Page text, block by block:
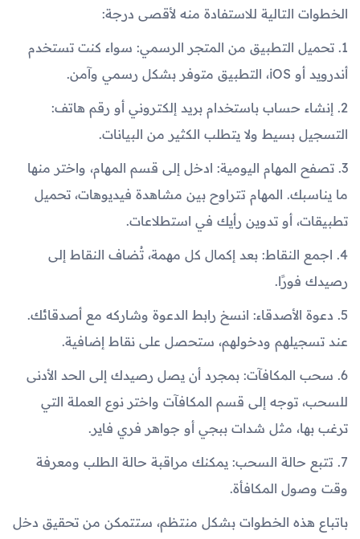
الخطوات التالية للاستفادة منه لأقصى درجة:
1. تحميل التطبيق من المتجر الرسمي: سواء كنت تستخدم
أندرويد أو iOS، التطبيق متوفر بشكل رسمي وآمن.
2. إنشاء حساب باستخدام بريد إلكتروني أو رقم هاتف:
التسجيل بسيط ولا يتطلب الكثير من البيانات.
3. تصفح المهام اليومية: ادخل إلى قسم المهام، واختر منها
ما يناسبك. المهام تتراوح بين مشاهدة فيديوهات، تحميل
تطبيقات، أو تدوين رأيك في استطلاعات.
4. اجمع النقاط: بعد إكمال كل مهمة، تُضاف النقاط إلى
رصيدك فورًا.
5. دعوة الأصدقاء: انسخ رابط الدعوة وشاركه مع أصدقائك.
عند تسجيلهم ودخولهم، ستحصل على نقاط إضافية.
6. سحب المكافآت: بمجرد أن يصل رصيدك إلى الحد الأدنى
للسحب، توجه إلى قسم المكافآت واختر نوع العملة التي
ترغب بها، مثل شدات ببجي أو جواهر فري فاير.
7. تتبع حالة السحب: يمكنك مراقبة حالة الطلب ومعرفة
وقت وصول المكافأة.
باتباع هذه الخطوات بشكل منتظم، ستتمكن من تحقيق دخل